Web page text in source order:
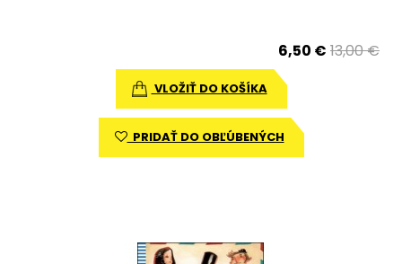
6,50 € 13,00 €
VLOŽIŤ DO KOŠÍKA
PRIDAŤ DO OBĽÚBENÝCH